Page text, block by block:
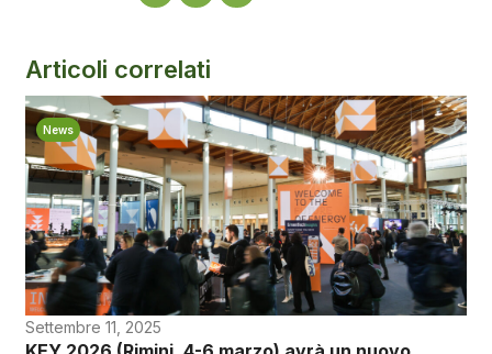
Articoli correlati
News
Settembre 11, 2025